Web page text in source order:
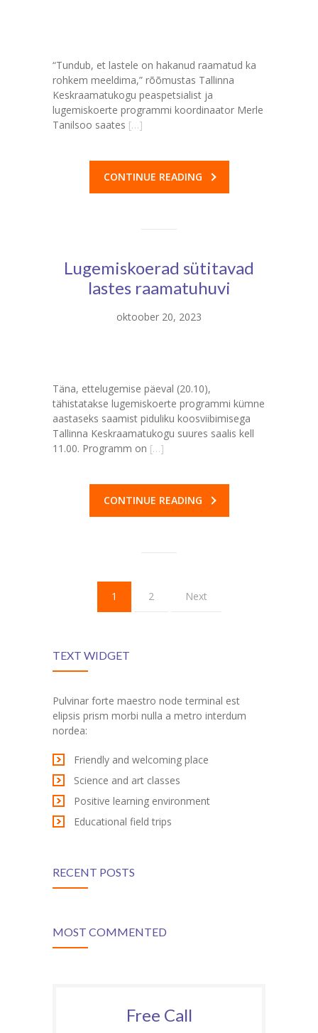
“Tundub, et lastele on hakanud raamatud ka
rohkem meeldima,” rõõmustas Tallinna
Keskraamatukogu peaspetsialist ja
lugemiskoerte programmi koordinaator Merle
Tanilsoo saates […]
CONTINUE READING
Lugemiskoerad sütitavad
lastes raamatuhuvi
oktoober 20, 2023
Täna, ettelugemise päeval (20.10),
tähistatakse lugemiskoerte programmi kümne
aastaseks saamist piduliku koosviibimisega
Tallinna Keskraamatukogu suures saalis kell
11.00. Programm on […]
CONTINUE READING
1 2 Next
TEXT WIDGET
Pulvinar forte maestro node terminal est
elipsis prism morbi nulla a metro interdum
nordea:
Friendly and welcoming place
Science and art classes
Positive learning environment
Educational field trips
RECENT POSTS
MOST COMMENTED
Free Call